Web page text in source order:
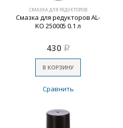
СМАЗКА ДЛЯ РЕДУКТОРОВ
Смазка для редукторов AL-
KO 250005 0.1 л
430 Р
В КОРЗИНУ
Сравнить